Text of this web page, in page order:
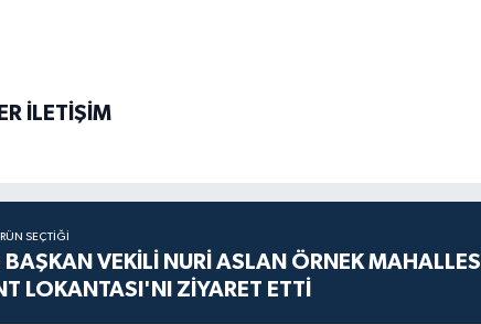
İLETİŞİM
SEÇTIĞI
BAŞKAN VEKİLİ NURİ ASLAN ÖRNEK MAHALLESİ
LOKANTASI'NI ZİYARET ETTİ